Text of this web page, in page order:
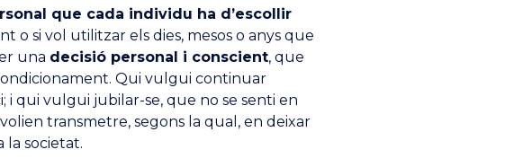
que cada individu ha d’escollir
o si vol utilitzar els dies, mesos o anys que
una decisió personal i conscient, que
Qui vulgui continuar
qui vulgui jubilar-se, que no se senti en
transmetre, segons la qual, en deixar
la societat.